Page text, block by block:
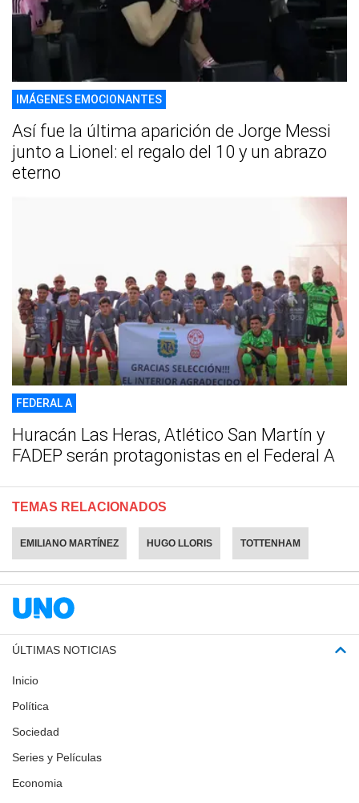
IMÁGENES EMOCIONANTES
Así fue la última aparición de Jorge Messi
junto a Lionel: el regalo del 10 y un abrazo
eterno
FEDERAL A
Huracán Las Heras, Atlético San Martín y
FADEP serán protagonistas en el Federal A
TEMAS RELACIONADOS
EMILIANO MARTÍNEZ HUGO LLORIS TOTTENHAM
ÚLTIMAS NOTICIAS
Inicio
Política
Sociedad
Series y Películas
Economia